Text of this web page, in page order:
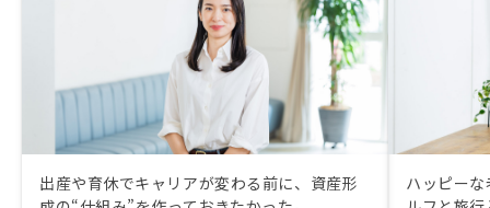
出産や育休でキャリアが変わる前に、資産形
ハッピー